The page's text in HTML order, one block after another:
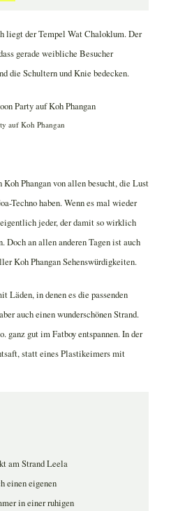
liegt der Tempel Wat Chaloklum. Der
gerade weibliche Besucher
die Schultern und Knie bedecken.
auf Koh Phangan
Phangan von allen besucht, die Lust
Techno haben. Wenn es mal wieder
jeder, der damit so wirklich
Doch an allen anderen Tagen ist auch
Koh Phangan Sehenswürdigkeiten.
in denen es die passenden
auch einen wunderschönen Strand.
ganz gut im Fatboy entspannen. In der
statt eines Plastikeimers mit
am Strand Leela
einen eigenen
in einer ruhigen